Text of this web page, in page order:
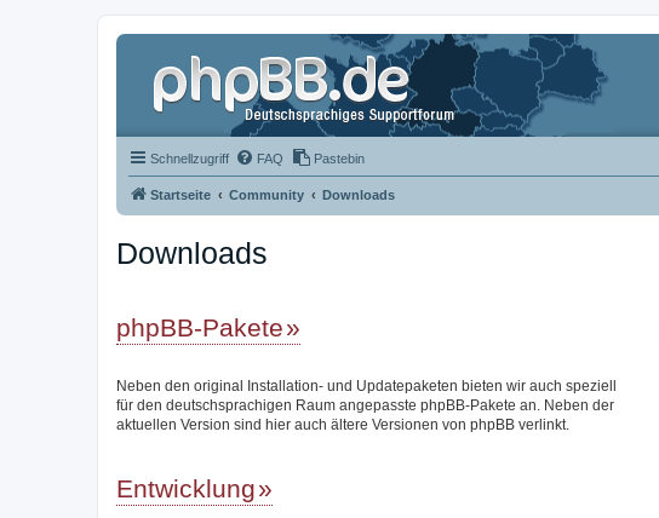
Schnellzugriff FAQ Pastebin
Startseite Community Downloads
Downloads
phpBB-Pakete
Neben den original Installation- und Updatepaketen bieten wir auch speziell
für den deutschsprachigen Raum angepasste phpBB-Pakete an. Neben der
aktuellen Version sind hier auch ältere Versionen von phpBB verlinkt.
Entwicklung